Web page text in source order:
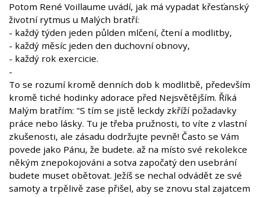
Potom René Voillaume uvádí, jak má vypadat křesťanský
životní rytmus u Malých bratří:
- každý týden jeden půlden mlčení, čtení a modlitby,
- každý měsíc jeden den duchovní obnovy,
- každý rok exercicie.
-
To se rozumí kromě denních dob k modlitbě, především
kromě tiché hodinky adorace před Nejsvětějším. Říká
Malým bratřím: "S tím se jistě leckdy zkříží požadavky
práce nebo lásky. Tu je třeba pružnosti, to víte z vlastní
zkušenosti, ale zásadu dodržujte pevně! Často se Vám
povede jako Pánu, že budete. až na místo své rekolekce
někým znepokojováni a sotva započatý den usebrání
budete muset obětovat. Ježíš se nechal odvádět ze své
samoty a trpělivě zase přišel, aby se znovu stal zajatcem